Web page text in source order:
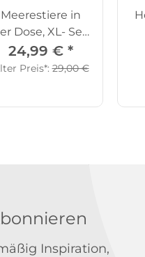
Meerestiere in
Dose, XL- Set,
80-tlg.
24,99 € *
Preis*:29,00 €
Inspiration,